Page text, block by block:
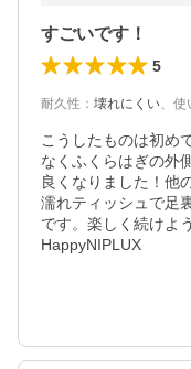
すごいです！
5
耐久性 ： 壊れにくい、 使
こうしたものは初め
なくふくらはぎの外
良くなりました！他
濡れティッシュで足
です。楽しく続けよ
HappyNIPLUX